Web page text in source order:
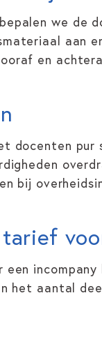
we de
aan
en
docenten pur
bij
een
het aantal